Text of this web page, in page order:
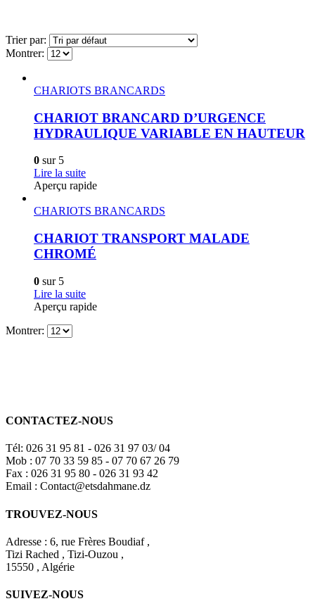
Trier par:
Montrer:
CHARIOTS BRANCARDS
CHARIOT BRANCARD D’URGENCE
HYDRAULIQUE VARIABLE EN HAUTEUR
0 sur 5
Lire la suite
Aperçu rapide
CHARIOTS BRANCARDS
CHARIOT TRANSPORT MALADE
CHROMÉ
0 sur 5
Lire la suite
Aperçu rapide
Montrer:
CONTACTEZ-NOUS
Tél: 026 31 95 81 - 026 31 97 03/ 04
Mob : 07 70 33 59 85 - 07 70 67 26 79
Fax : 026 31 95 80 - 026 31 93 42
Email : Contact@etsdahmane.dz
TROUVEZ-NOUS
Adresse : 6, rue Frères Boudiaf ,
Tizi Rached , Tizi-Ouzou ,
15550 , Algérie
SUIVEZ-NOUS